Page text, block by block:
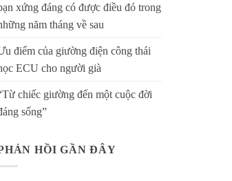
xứng đáng có được điều đó trong
năm tháng về sau
điểm của giường điện công thái
ECU cho người già
chiếc giường đến một cuộc đời
sống”
HỒI GẦN ĐÂY